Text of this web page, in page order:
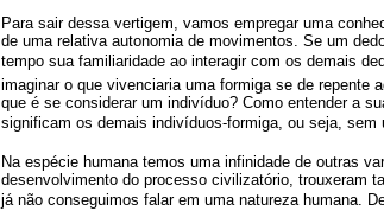
Para sair dessa vertigem, vamos empregar uma
de uma relativa autonomia de movimentos. Se um
tempo sua familiaridade ao interagir com os demais
imaginar o que vivenciaria uma formiga se de repente
que é se considerar um indivíduo? Como entender a
significam os demais indivíduos-formiga, ou seja,
Na espécie humana temos uma infinidade de outras
desenvolvimento do processo civilizatório, trouxeram
já não conseguimos falar em uma natureza